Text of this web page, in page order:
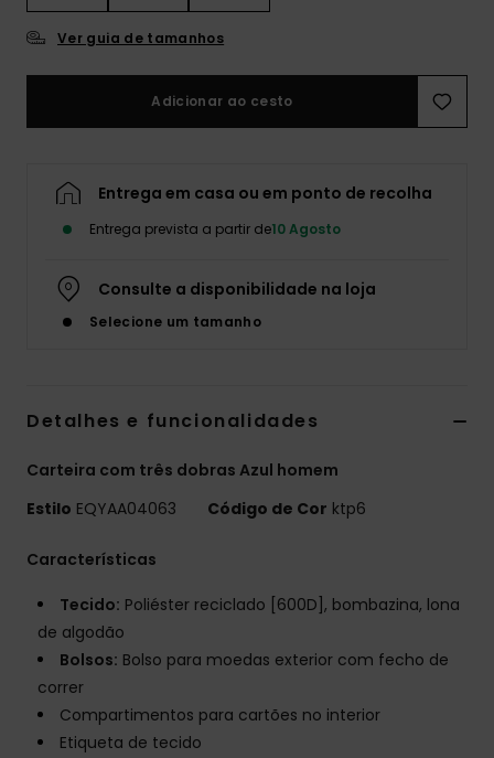
Ver guia de tamanhos
Adicionar ao cesto
Entrega em casa ou em ponto de recolha
Entrega prevista a partir de10 Agosto
Consulte a disponibilidade na loja
Selecione um tamanho
Detalhes e funcionalidades
Carteira com três dobras Azul homem
Estilo EQYAA04063 Código de Cor ktp6
Características
Tecido: Poliéster reciclado [600D], bombazina, lona
de algodão
Bolsos: Bolso para moedas exterior com fecho de
correr
Compartimentos para cartões no interior
Etiqueta de tecido